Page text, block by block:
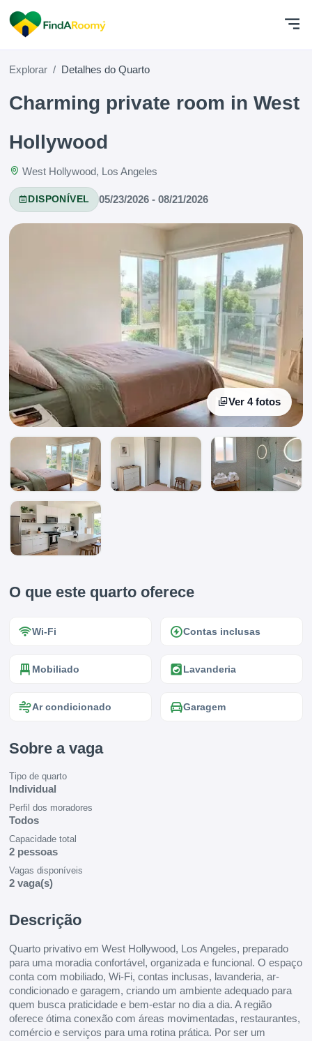
Explorar Detalhes do Quarto
Charming private room in West
Hollywood
West Hollywood, Los Angeles
DISPONÍVEL 05/23/2026 - 08/21/2026
Ver 4 fotos
O que este quarto oferece
Wi-Fi Contas inclusas
Mobiliado Lavanderia
Ar condicionado Garagem
Sobre a vaga
Tipo de quarto
Individual
Perfil dos moradores
Todos
Capacidade total
2 pessoas
Vagas disponíveis
2 vaga(s)
Descrição
Quarto privativo em West Hollywood, Los Angeles, preparado
para uma moradia confortável, organizada e funcional. O espaço
conta com mobiliado, Wi-Fi, contas inclusas, lavanderia, ar-
condicionado e garagem, criando um ambiente adequado para
quem busca praticidade e bem-estar no dia a dia. A região
oferece ótima conexão com áreas movimentadas, restaurantes,
comércio e serviços para uma rotina prática. Por ser um